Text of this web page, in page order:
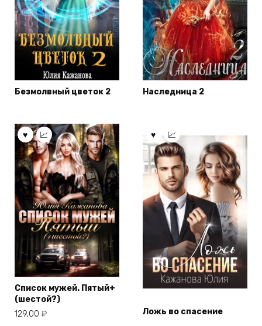
Безмолвный цветок 2 Наследница 2
Список мужей. Пятый+
(шестой?)
129,00 ₽ Ложь во спасение